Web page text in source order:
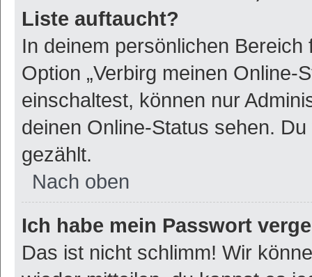
Liste auftaucht?
In deinem persönlichen
Option „Verbirg meinen Online-
einschaltest, können nur
deinen Online-Status sehen.
gezählt.
Nach oben
Ich habe mein Passwort
Das ist nicht schlimm! Wir